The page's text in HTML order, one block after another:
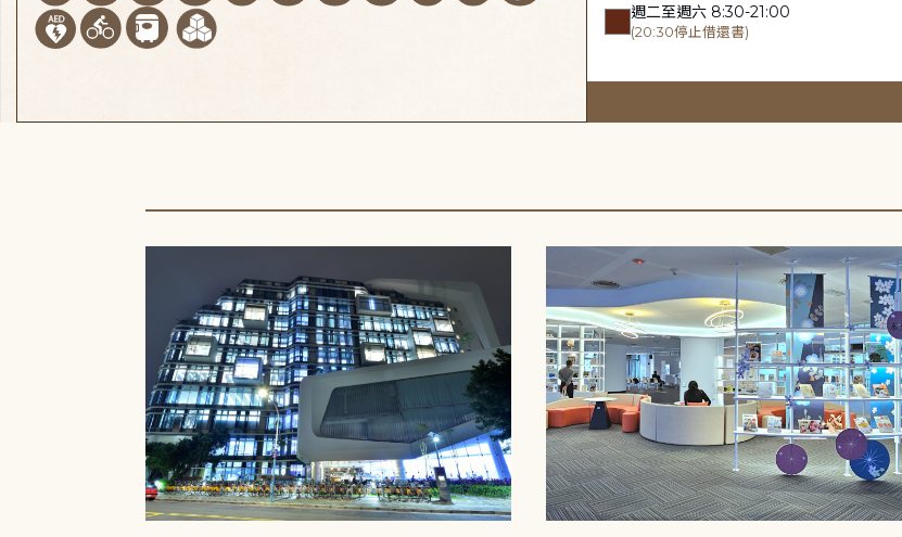
週二至週六 8:30-21:00
(20:30停止借還書)